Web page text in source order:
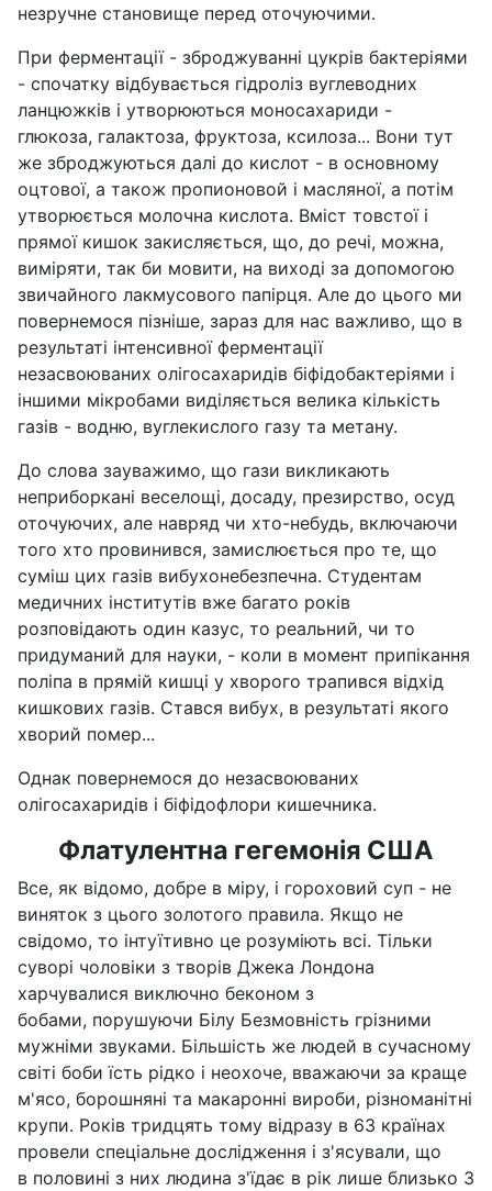
незручне становище перед оточуючими.
При ферментації - зброджуванні цукрів бактеріями
- спочатку відбувається гідроліз вуглеводних
ланцюжків і утворюються моносахариди -
глюкоза, галактоза, фруктоза, ксилоза... Вони тут
же зброджуються далі до кислот - в основному
оцтової, а також пропионовой і масляної, а потім
утворюється молочна кислота. Вміст товстої і
прямої кишок закисляється, що, до речі, можна,
виміряти, так би мовити, на виході за допомогою
звичайного лакмусового папірця. Але до цього ми
повернемося пізніше, зараз для нас важливо, що в
результаті інтенсивної ферментації
незасвоюваних олігосахаридів біфідобактеріями і
іншими мікробами виділяється велика кількість
газів - водню, вуглекислого газу та метану.
До слова зауважимо, що гази викликають
неприборкані веселощі, досаду, презирство, осуд
оточуючих, але навряд чи хто-небудь, включаючи
того хто провинився, замислюється про те, що
суміш цих газів вибухонебезпечна. Студентам
медичних інститутів вже багато років
розповідають один казус, то реальний, чи то
придуманий для науки, - коли в момент припікання
поліпа в прямій кишці у хворого трапився відхід
кишкових газів. Стався вибух, в результаті якого
хворий помер...
Однак повернемося до незасвоюваних
олігосахаридів і біфідофлори кишечника.
Флатулентна гегемонія США
Все, як відомо, добре в міру, і гороховий суп - не
виняток з цього золотого правила. Якщо не
свідомо, то інтуїтивно це розуміють всі. Тільки
суворі чоловіки з творів Джека Лондона
харчувалися виключно беконом з
бобами, порушуючи Білу Безмовність грізними
мужніми звуками. Більшість же людей в сучасному
світі боби їсть рідко і неохоче, вважаючи за краще
м'ясо, борошняні та макаронні вироби, різноманітні
крупи. Років тридцять тому відразу в 63 країнах
провели спеціальне дослідження і з'ясували, що
в половині з них людина з'їдає в рік лише близько 3